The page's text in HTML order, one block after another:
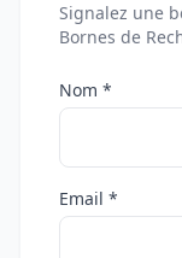
Signalez une
Bornes de
Nom *
Email *